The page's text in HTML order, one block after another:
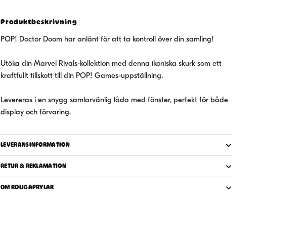
Produktbeskrivning
POP! Doctor Doom har anlänt för att ta kontroll över din samling!
Utöka din Marvel Rivals-kollektion med denna ikoniska skurk som ett
kraftfullt tillskott till din POP! Games-uppställning.
Levereras i en snygg samlarvänlig låda med fönster, perfekt för både
display och förvaring.
LEVERANSINFORMATION
RETUR & REKLAMATION
OM ROLIGAPRYLAR